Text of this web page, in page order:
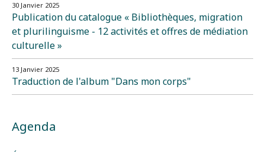
30 Janvier 2025
Publication du catalogue « Bibliothèques, migration
et plurilinguisme - 12 activités et offres de médiation
culturelle »
13 Janvier 2025
Traduction de l'album "Dans mon corps"
Agenda